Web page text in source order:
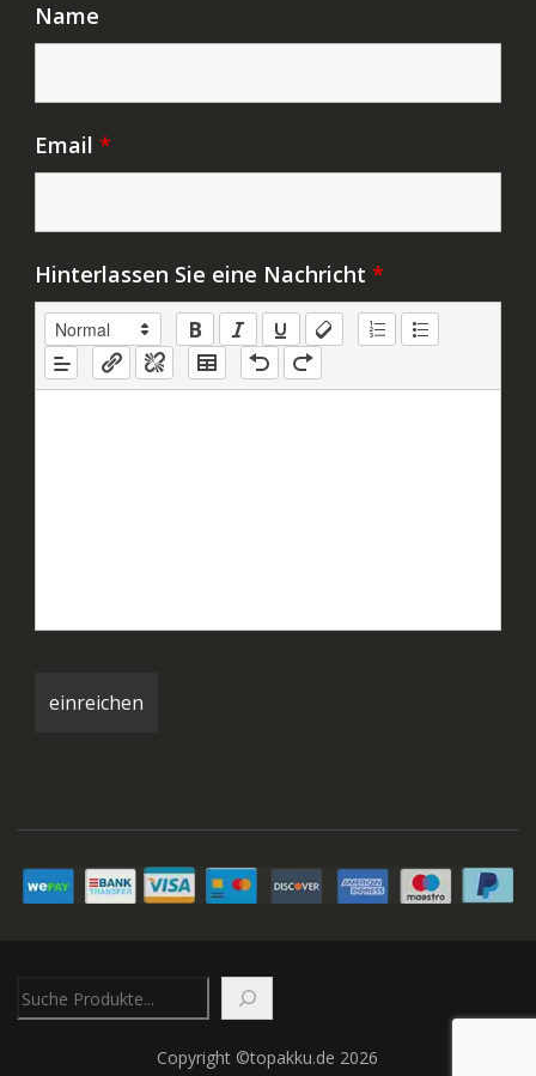
Name
Email *
Hinterlassen Sie eine Nachricht *
Copyright ©topakku.de 2026